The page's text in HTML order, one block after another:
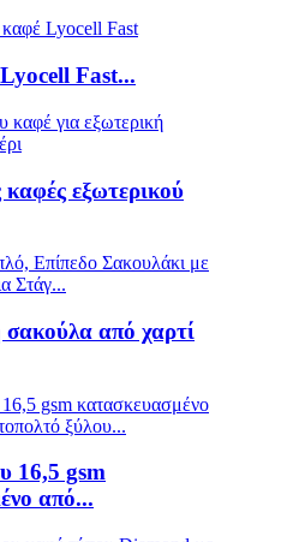
Fast...
καφές εξωτερικού
σακούλα από χαρτί
16,5 gsm
από...